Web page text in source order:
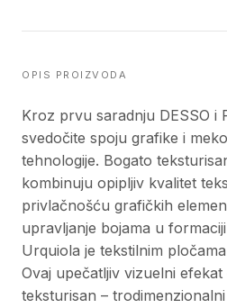
OPIS PROIZVODA
Kroz prvu saradnju DESSO i
svedočite spoju grafike i
tehnologije. Bogato
kombinuju opipljiv kvalitet
privlačnošću grafičkih
upravljanje bojama u
Urquiola je tekstilnim
Ovaj upečatljiv vizuelni efekat
teksturisan –